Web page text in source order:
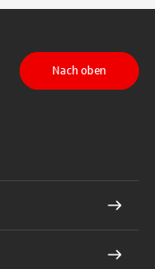
LinkedIn
Nach oben